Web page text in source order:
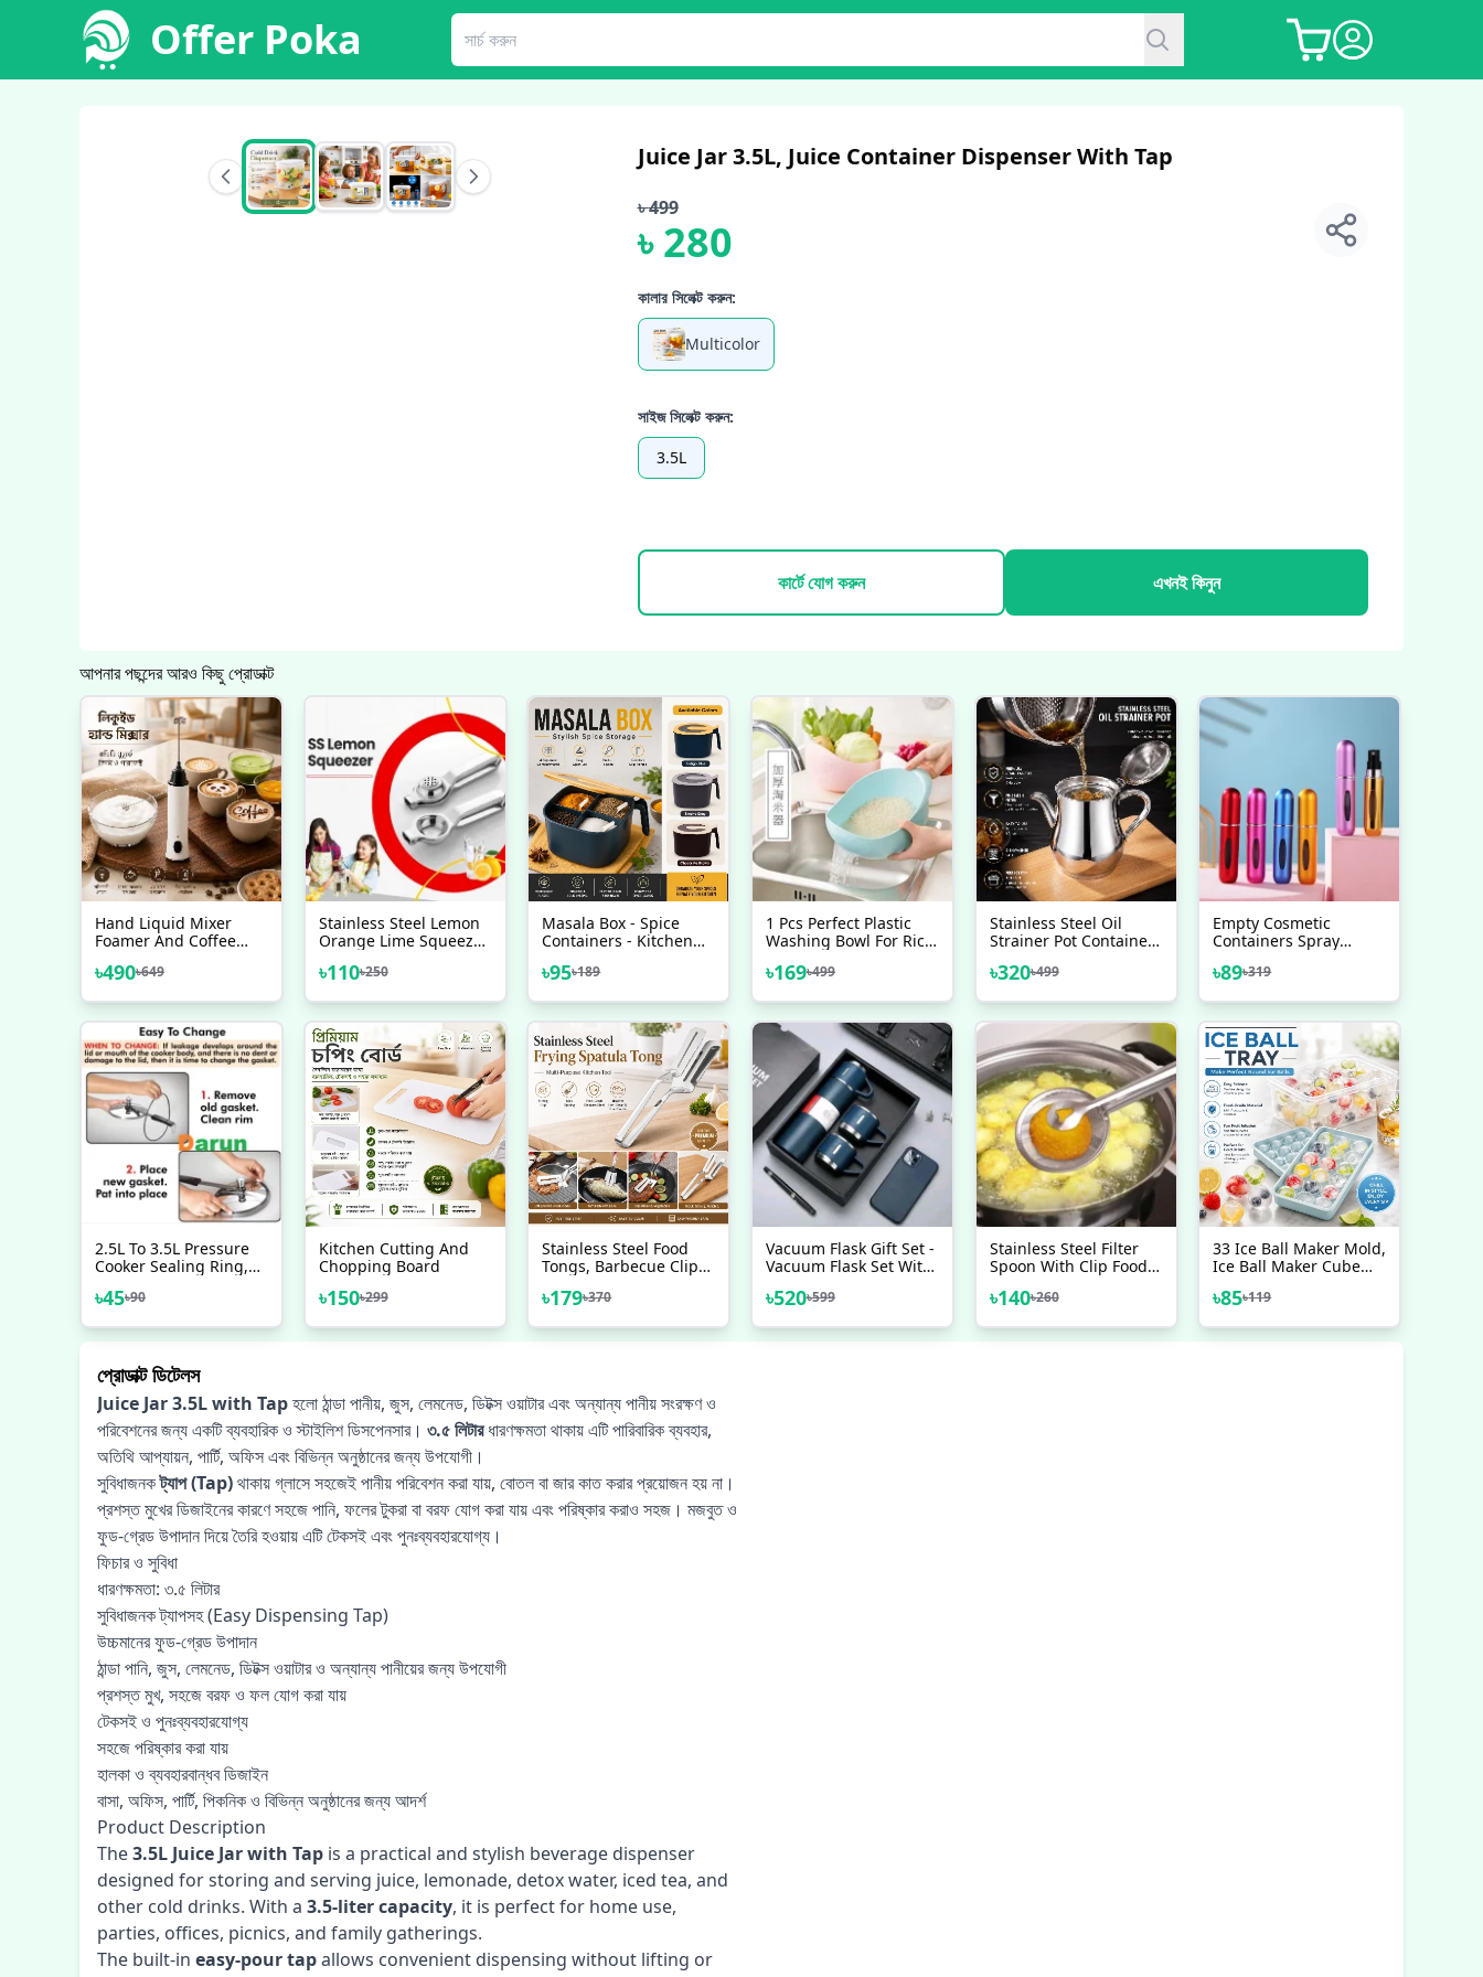
Offer Poka
Juice Jar 3.5L, Juice Container Dispenser With Tap
৳499
৳280
কালার সিলেক্ট করুন:
Multicolor
সাইজ সিলেক্ট করুন:
3.5L
কার্টে যোগ করুন এখনই কিনুন
আপনার পছন্দের আরও কিছু প্রোডাক্ট
Hand Liquid Mixer
Foamer And Coffee
Rechargeable
৳490৳649
Stainless Steel Lemon
Orange Lime Squeezer
৳110৳250
Masala Box - Spice
Containers - Kitchen
Spice Containers
৳95৳189
1 Pcs Perfect Plastic
Washing Bowl For Rice
Container - Simplify
Versatile Washing Bowl
৳169৳499
Stainless Steel Oil
Strainer Pot Container
Cooking Oil Pot
৳320৳499
Empty Cosmetic
Containers Spray
Travel - 5ml
৳89৳319
2.5L To 3.5L Pressure
Cooker Sealing Ring,
Pressure Cooker
Gaskets, Pressure
৳45৳90
Kitchen Cutting And
Chopping Board
৳150৳299
Stainless Steel Food
Tongs, Barbecue Clip
Bread Egg Fried Fish
BBQ Kitchen
৳179৳370
Vacuum Flask Gift Set -
Vacuum Flask Set With
Vacuum Flask Set/
Travel Mug
৳520৳599
Stainless Steel Filter
Spoon With Clip Food
Multi-Functional BBQ
Kitchen Tools (Oil Filter
৳140৳260
33 Ice Ball Maker Mold,
Ice Ball Maker Cube
Balls
৳85৳119
প্রোডাক্ট ডিটেলস
Juice Jar 3.5L with Tapহলো ঠান্ডা পানীয়, জুস, লেমনেড, ডিটক্স ওয়াটার এবং অন্যান্য পানীয় সংরক্ষণ ও
পরিবেশনের জন্য একটি ব্যবহারিক ও স্টাইলিশ ডিসপেনসার। ৩.৫ লিটারধারণক্ষমতা থাকায় এটি পারিবারিক ব্যবহার,
অতিথি আপ্যায়ন, পার্টি, অফিস এবং বিভিন্ন অনুষ্ঠানের জন্য উপযোগী।
সুবিধাজনকট্যাপ (Tap)থাকায় গ্লাসে সহজেই পানীয় পরিবেশন করা যায়, বোতল বা জার কাত করার প্রয়োজন হয় না।
প্রশস্ত মুখের ডিজাইনের কারণে সহজে পানি, ফলের টুকরা বা বরফ যোগ করা যায় এবং পরিষ্কার করাও সহজ। মজবুত ও
ফুড-গ্রেড উপাদান দিয়ে তৈরি হওয়ায় এটি টেকসই এবং পুনঃব্যবহারযোগ্য।
ফিচার ও সুবিধা
ধারণক্ষমতা: ৩.৫ লিটার
সুবিধাজনক ট্যাপসহ (Easy Dispensing Tap)
উচ্চমানের ফুড-গ্রেড উপাদান
ঠান্ডা পানি, জুস, লেমনেড, ডিটক্স ওয়াটার ও অন্যান্য পানীয়ের জন্য উপযোগী
প্রশস্ত মুখ, সহজে বরফ ও ফল যোগ করা যায়
টেকসই ও পুনঃব্যবহারযোগ্য
সহজে পরিষ্কার করা যায়
হালকা ও ব্যবহারবান্ধব ডিজাইন
বাসা, অফিস, পার্টি, পিকনিক ও বিভিন্ন অনুষ্ঠানের জন্য আদর্শ
Product Description
The3.5L Juice Jar with Tap is a practical and stylish beverage dispenser
designed for storing and serving juice, lemonade, detox water, iced tea, and
other cold drinks. With a 3.5-liter capacity, it is perfect for home use,
parties, offices, picnics, and family gatherings.
The built-in easy-pour tapallows convenient dispensing without lifting or